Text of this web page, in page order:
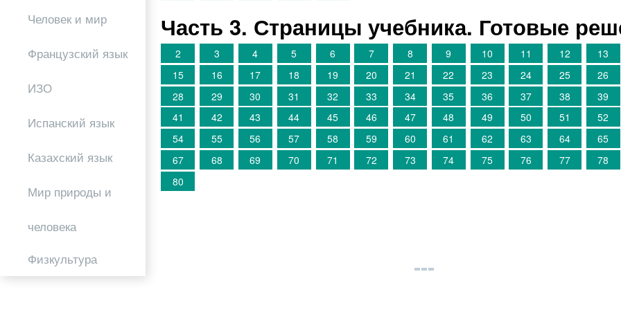
Человек и мир
Французский язык
ИЗО
Испанский язык
Казахский язык
Мир природы и
человека
Физкультура
Часть 3. Страницы учебника. Готовые
2 3 4 5 6 7 8 9 10 11 12 13
15
16 17 18 19 20 21 22 23 24 25 26
28
29 30 31 32 33 34 35 36 37 38 39
41
42 43 44 45 46 47 48 49 50 51 52
54
55 56 57 58 59 60 61 62 63 64 65
67
68 69 70 71 72 73 74 75 76 77 78
80